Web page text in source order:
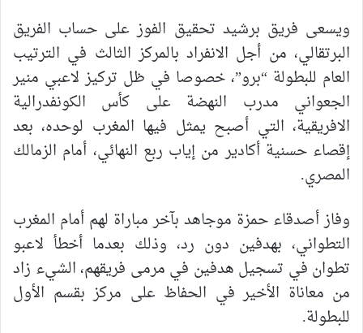
ويسعى فريق برشيد تحقيق الفوز على حساب الفريق
البرتقالي، من أجل الانفراد بالمركز الثالث في الترتيب
العام للبطولة “برو”، خصوصا في ظل تركيز لاعبي منير
الجعواني مدرب النهضة على كأس الكونفدرالية
الافريقية، التي أصبح يمثل فيها المغرب لوحده، بعد
إقصاء حسنية أكادير من إياب ربع النهائي، أمام الزمالك
المصري.
وفاز أصدقاء حمزة موجاهد بآخر مباراة لهم أمام المغرب
التطواني، بهدفين دون رد، وذلك بعدما أخطأ لاعبو
تطوان في تسجيل هدفين في مرمى فريقهم، الشيء زاد
من معاناة الأخير في الحفاظ على مركز بقسم الأول
للبطولة.